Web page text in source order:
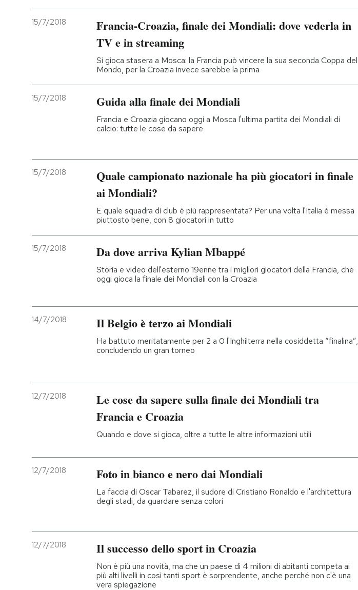
15/7/2018
Francia-Croazia, finale dei Mondiali: dove vederla in
TV e in streaming
Si gioca stasera a Mosca: la Francia può vincere la sua seconda Coppa del
Mondo, per la Croazia invece sarebbe la prima
15/7/2018 Guida alla finale dei Mondiali
Francia e Croazia giocano oggi a Mosca l'ultima partita dei Mondiali di
calcio: tutte le cose da sapere
15/7/2018
Quale campionato nazionale ha più giocatori in finale
ai Mondiali?
E quale squadra di club è più rappresentata? Per una volta l'Italia è messa
piuttosto bene, con 8 giocatori in tutto
15/7/2018 Da dove arriva Kylian Mbappé
Storia e video dell'esterno 19enne tra i migliori giocatori della Francia, che
oggi gioca la finale dei Mondiali con la Croazia
14/7/2018 Il Belgio è terzo ai Mondiali
Ha battuto meritatamente per 2 a 0 l'Inghilterra nella cosiddetta “finalina”,
concludendo un gran torneo
12/7/2018
Le cose da sapere sulla finale dei Mondiali tra
Francia e Croazia
Quando e dove si gioca, oltre a tutte le altre informazioni utili
12/7/2018 Foto in bianco e nero dai Mondiali
La faccia di Oscar Tabarez, il sudore di Cristiano Ronaldo e l'architettura
degli stadi, da guardare senza colori
12/7/2018 Il successo dello sport in Croazia
Non è più una novità, ma che un paese di 4 milioni di abitanti competa ai
più alti livelli in così tanti sport è sorprendente, anche perché non c'è una
vera spiegazione